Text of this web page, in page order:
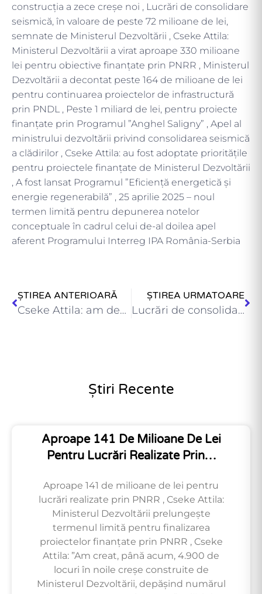
construcția a zece creșe noi , Lucrări de consolidare
seismică, în valoare de peste 72 milioane de lei,
semnate de Ministerul Dezvoltării , Cseke Attila:
Ministerul Dezvoltării a virat aproape 330 milioane
lei pentru obiective finanțate prin PNRR , Ministerul
Dezvoltării a decontat peste 164 de milioane de lei
pentru continuarea proiectelor de infrastructură
prin PNDL , Peste 1 miliard de lei, pentru proiecte
finanțate prin Programul ”Anghel Saligny” , Apel al
ministrului dezvoltării privind consolidarea seismică
a clădirilor , Cseke Attila: au fost adoptate prioritățile
pentru proiectele finanțate de Ministerul Dezvoltării
, A fost lansat Programul ”Eficiență energetică și
energie regenerabilă” , 25 aprilie 2025 – noul
termen limită pentru depunerea notelor
conceptuale în cadrul celui de-al doilea apel
aferent Programului Interreg IPA România-Serbia
ȘTIREA ANTERIOARĂ
Cseke Attila: am deblocat construcția a zece creșe noi ,…
ȘTIREA URMATOARE
Lucrări de consolidare seismică, în valoare de peste 150 de…
Știri Recente
Aproape 141 De Milioane De Lei
Pentru Lucrări Realizate Prin…
Aproape 141 de milioane de lei pentru
lucrări realizate prin PNRR , Cseke Attila:
Ministerul Dezvoltării prelungește
termenul limită pentru finalizarea
proiectelor finanțate prin PNRR , Cseke
Attila: ”Am creat, până acum, 4.900 de
locuri în noile creșe construite de
Ministerul Dezvoltării, depășind numărul